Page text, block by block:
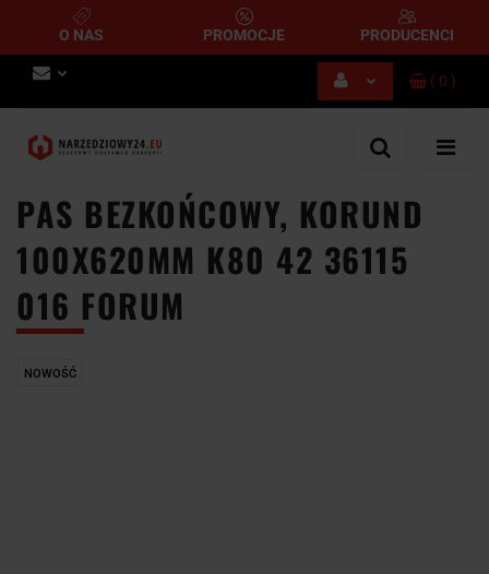
O NAS PROMOCJE PRODUCENCI
( 0 )
PAS BEZKOŃCOWY, KORUND
100X620MM K80 42 36115
016 FORUM
NOWOŚĆ